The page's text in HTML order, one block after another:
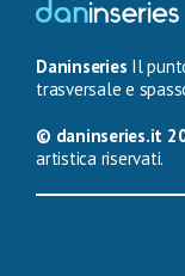
Daninseries Il
trasversale e
© daninseries.it
artistica riservati.